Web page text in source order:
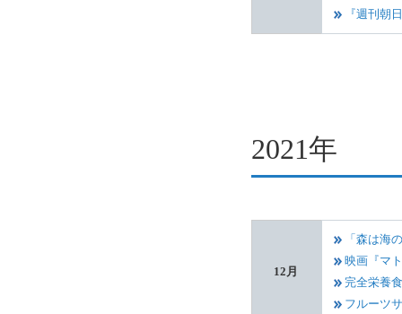
『週刊朝
2021年
12月
「森は海
映画『マ
完全栄養食
フルーツ